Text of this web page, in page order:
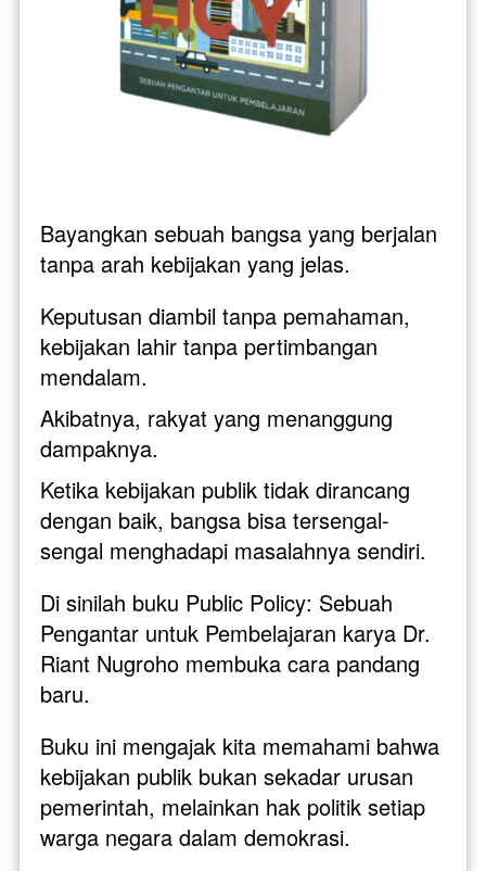
Bayangkan sebuah bangsa yang berjalan
tanpa arah kebijakan yang jelas.
Keputusan diambil tanpa pemahaman,
kebijakan lahir tanpa pertimbangan
mendalam.
Akibatnya, rakyat yang menanggung
dampaknya.
Ketika kebijakan publik tidak dirancang
dengan baik, bangsa bisa tersengal-
sengal menghadapi masalahnya sendiri.
Di sinilah buku Public Policy: Sebuah
Pengantar untuk Pembelajaran karya Dr.
Riant Nugroho membuka cara pandang
baru.
Buku ini mengajak kita memahami bahwa
kebijakan publik bukan sekadar urusan
pemerintah, melainkan hak politik setiap
warga negara dalam demokrasi.